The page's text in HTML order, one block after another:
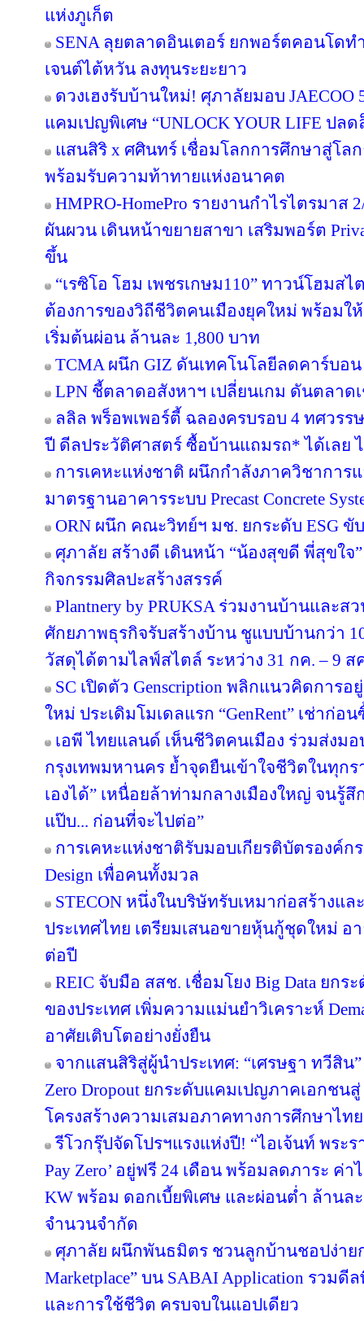
แห่งภูเก็ต
SENA ลุยตลาดอินเตอร์ ยกพอร์ตคอนโดท
เจนต์ไต้หวัน ลงทุนระยะยาว
ดวงเฮงรับบ้านใหม่! ศุภาลัยมอบ
แคมเปญพิเศษ “UNLOCK YOUR LIFE ปล
แสนสิริ x ศศินทร์ เชื่อมโลกการศึกษาสู่โลก
พร้อมรับความท้าทายแห่งอนาคต
HMPRO-HomePro รายงานกำไรไตรมาส
ผันผวน เดินหน้าขยายสาขา เสริมพอร์ต
ขึ้น
“เรซิโอ โฮม เพชรเกษม110” ทาวน์โฮมส
ต้องการของวิถีชีวิตคนเมืองยุคใหม่ พร้อมให้
เริ่มต้นผ่อน ล้านละ 1,800 บาท
TCMA ผนึก GIZ ดันเทคโนโลยีลดคาร์บอน
LPN ชี้ตลาดอสังหาฯ เปลี่ยนเกม ดันตลา
ลลิล พร็อพเพอร์ตี้ ฉลองครบรอบ 4 ทศวรร
ปี ดีลประวัติศาสตร์ ซื้อบ้านแถมรถ* ได้เลย
การเคหะแห่งชาติ ผนึกกำลังภาควิชาการ
มาตรฐานอาคารระบบ Precast Concrete
ORN ผนึก คณะวิทย์ฯ มช. ยกระดับ ESG ขั
ศุภาลัย สร้างดี เดินหน้า “น้องสุขดี พี่สุขใจ
กิจกรรมศิลปะสร้างสรรค์
Plantnery by PRUKSA ร่วมงานบ้านและส
ศักยภาพธุรกิจรับสร้างบ้าน ชูแบบบ้านกว่า
วัสดุได้ตามไลฟ์สไตล์ ระหว่าง 31 กค. – 9 ส
SC เปิดตัว Genscription พลิกแนวคิดการ
ใหม่ ประเดิมโมเดลแรก “GenRent” เช่าก่อ
เอพี ไทยแลนด์ เห็นชีวิตคนเมือง ร่วมส่งมอ
กรุงเทพมหานคร ย้ำจุดยืนเข้าใจชีวิตในทุกร
เองได้” เหนื่อยล้าท่ามกลางเมืองใหญ่ จนรู้
แป๊บ... ก่อนที่จะไปต่อ”
การเคหะแห่งชาติรับมอบเกียรติบัตรองค์ก
Design เพื่อคนทั้งมวล
STECON หนึ่งในบริษัทรับเหมาก่อสร้างแ
ประเทศไทย เตรียมเสนอขายหุ้นกู้ชุดใหม่ อ
ต่อปี
REIC จับมือ สสช. เชื่อมโยง Big Data ยก
ของประเทศ เพิ่มความแม่นยำวิเคราะห์
อาศัยเติบโตอย่างยั่งยืน
จากแสนสิริสู่ผู้นำประเทศ: “เศรษฐา ทวีสิน
Zero Dropout ยกระดับแคมเปญภาคเอกชน
โครงสร้างความเสมอภาคทางการศึกษาไทย
รีโวกรุ๊ปจัดโปรฯแรงแห่งปี! “ไอเจ้นท์ พระร
Pay Zero’ อยู่ฟรี 24 เดือน พร้อมลดภาระ ค่
KW พร้อม ดอกเบี้ยพิเศษ และผ่อนต่ำ ล้านล
จำนวนจำกัด
ศุภาลัย ผนึกพันธมิตร ชวนลูกบ้านชอปง่ายก
Marketplace” บน SABAI Application รวม
และการใช้ชีวิต ครบจบในแอปเดียว